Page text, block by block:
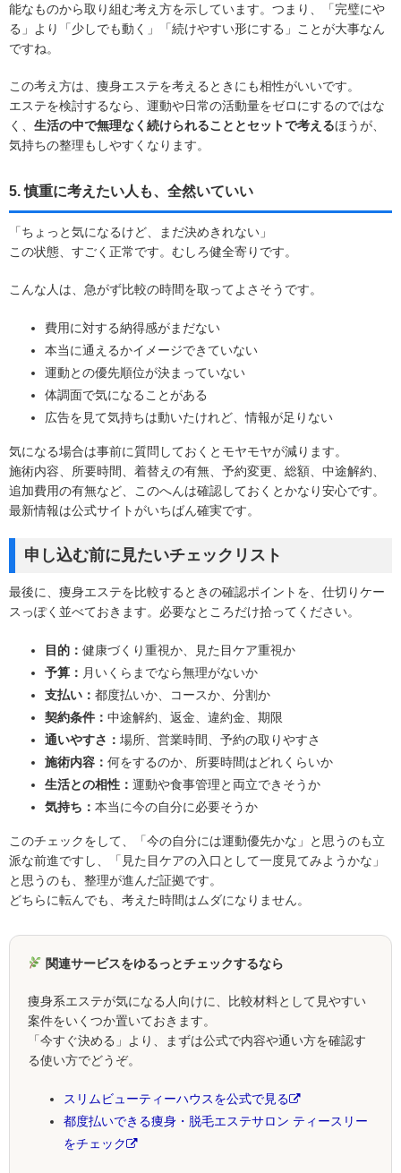
能なものから取り組む考え方を示しています。つまり、「完璧にや
る」より「少しでも動く」「続けやすい形にする」ことが大事なん
ですね。
この考え方は、痩身エステを考えるときにも相性がいいです。
エステを検討するなら、運動や日常の活動量をゼロにするのではな
く、 生活の中で無理なく続けられることとセットで考えるほうが、
気持ちの整理もしやすくなります。
5. 慎重に考えたい人も、全然いていい
「ちょっと気になるけど、まだ決めきれない」
この状態、すごく正常です。むしろ健全寄りです。
こんな人は、急がず比較の時間を取ってよさそうです。
費用に対する納得感がまだない
本当に通えるかイメージできていない
運動との優先順位が決まっていない
体調面で気になることがある
広告を見て気持ちは動いたけれど、情報が足りない
気になる場合は事前に質問しておくとモヤモヤが減ります。
施術内容、所要時間、着替えの有無、予約変更、総額、中途解約、
追加費用の有無など、このへんは確認しておくとかなり安心です。
最新情報は公式サイトがいちばん確実です。
申し込む前に見たいチェックリスト
最後に、痩身エステを比較するときの確認ポイントを、仕切りケー
スっぽく並べておきます。必要なところだけ拾ってください。
目的： 健康づくり重視か、見た目ケア重視か
予算： 月いくらまでなら無理がないか
支払い： 都度払いか、コースか、分割か
契約条件： 中途解約、返金、違約金、期限
通いやすさ： 場所、営業時間、予約の取りやすさ
施術内容： 何をするのか、所要時間はどれくらいか
生活との相性： 運動や食事管理と両立できそうか
気持ち： 本当に今の自分に必要そうか
このチェックをして、「今の自分には運動優先かな」と思うのも立
派な前進ですし、「見た目ケアの入口として一度見てみようかな」
と思うのも、整理が進んだ証拠です。
どちらに転んでも、考えた時間はムダになりません。
関連サービスをゆるっとチェックするなら
痩身系エステが気になる人向けに、比較材料として見やすい
案件をいくつか置いておきます。
「今すぐ決める」より、まずは公式で内容や通い方を確認す
る使い方でどうぞ。
スリムビューティーハウスを公式で見る
都度払いできる痩身・脱毛エステサロン ティースリー
をチェック